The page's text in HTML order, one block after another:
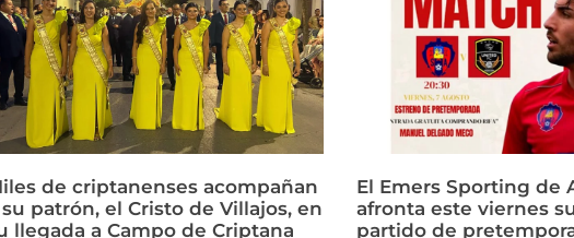
de criptanenses acompañan
su patrón, el Cristo de Villajos, en
llegada a Campo de Criptana
El Emers Sporting de
afronta este viernes
partido de